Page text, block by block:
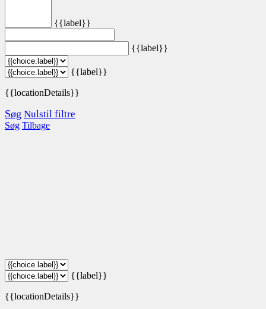
{{label}}
{{label}}
{{label}}
{{locationDetails}}
Søg Nulstil filtre
Søg Tilbage
{{label}}
{{locationDetails}}